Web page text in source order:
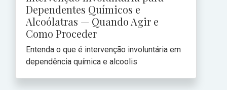
Dependentes Químicos e
Alcoólatras — Quando Agir e
Como Proceder
Entenda o que é intervenção involuntária em
dependência química e alcoolis